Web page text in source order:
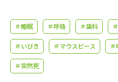
大学で学びたい学問発見
学問のミニ講義「夢ナビ講義」
＃睡眠 ＃呼吸 ＃歯科
＃いびき ＃マウスピース
＃突然死